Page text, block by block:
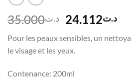
د.ت35.000
Le
initial
était :
د.ت24.112
Le
Pour les peaux sensibles, un
le visage et les yeux.
Contenance: 200ml